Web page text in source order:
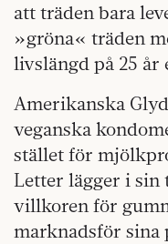
att träden bara
»gröna« träden
livslängd på 25 år
Amerikanska
veganska
stället för
Letter lägger i
villkoren för
marknadsför